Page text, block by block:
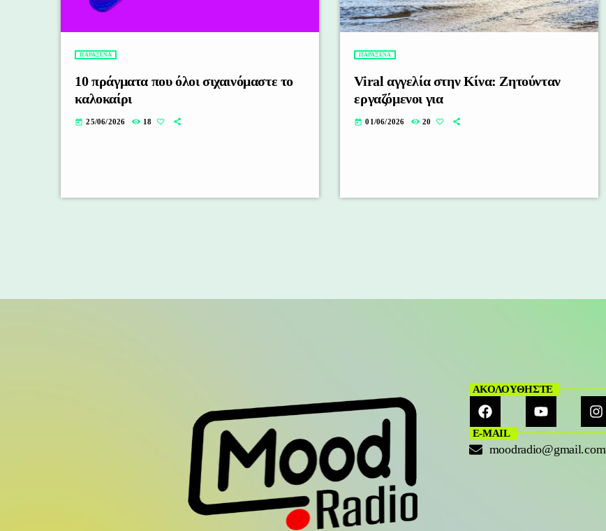
ΠΑΡΑΞΕΝΑ
10 πράγματα που όλοι σιχαινόμαστε το
καλοκαίρι
today 25/06/2026 18
ΠΑΡΑΞΕΝΑ
Viral αγγελία στην Κίνα: Ζητούνταν
εργαζόμενοι για
today 01/06/2026 20
ΑΚΟΛΟΥΘΗΣΤΕ
E-MAIL
moodradio@gmail.com